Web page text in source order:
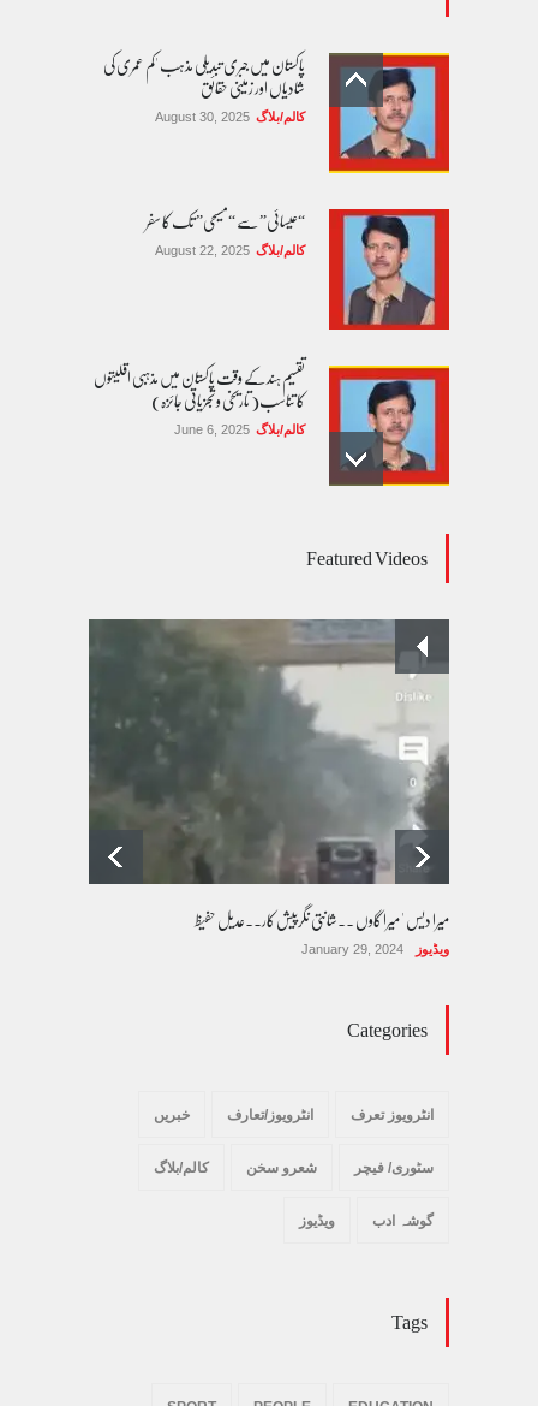
پاکستان میں جبری تبدیلی مذہب 'کم عمری کی
شادیاں اور زمینی حقائق
کالم/بلاگ August 30, 2025
“عیسائی” سے “مسیحی” تک کا سفر
کالم/بلاگ August 22, 2025
تقسیم ہند کے وقت پاکستان میں مذہبی اقلیتوں
کا تناسب( تاریخی و تجزیاتی جائزہ)
کالم/بلاگ June 6, 2025
پسند کی شادیوں کا بڑھتا ہوا رجحان اور راولپنڈی
کی یوسیز میں اندارج پر پابندی ایک نیا تنازعہ
October 14, 2025
Featured Videos
میرا دیس ' میرا گاوں ۔۔شانتی نگرپیش کار۔۔عدیل حفیظ
ویڈیوز January 29, 2024
Categories
انٹرویوز تعرف انٹرویوز/تعارف خبریں
سٹوری/ فیچر شعرو سخن کالم/بلاگ
گوشہ ادب ویڈیوز
Tags